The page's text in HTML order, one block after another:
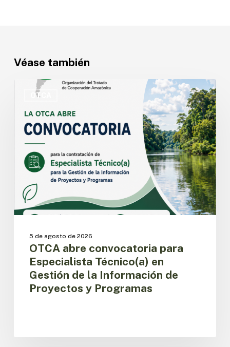
Véase también
OTCA
para
Especialista
Gestión
Información
de
Programas
5 de agosto de 2026
OTCA abre convocatoria para
Especialista Técnico(a) en
Gestión de la Información de
Proyectos y Programas